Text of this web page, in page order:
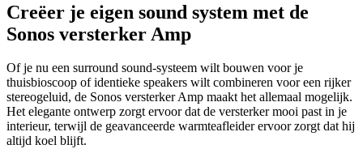
Creëer je eigen sound system met de
Sonos versterker Amp
Of je nu een surround sound-systeem wilt bouwen voor je
thuisbioscoop of identieke speakers wilt combineren voor een rijker
stereogeluid, de Sonos versterker Amp maakt het allemaal mogelijk.
Het elegante ontwerp zorgt ervoor dat de versterker mooi past in je
interieur, terwijl de geavanceerde warmteafleider ervoor zorgt dat hij
altijd koel blijft.